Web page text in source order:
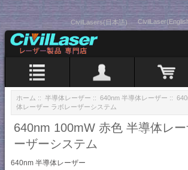
CivilLasers(日本語)
ホーム :: 半導体レーザー :: 640nm 半導体レーザー ::
体レーザー ラボレーザーシステム
640nm 100mW 赤色 半導体レ
ーザーシステム
640nm 半導体レーザー